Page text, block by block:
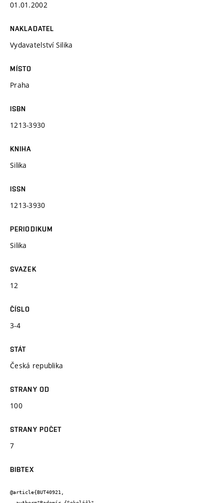
01.01.2002
NAKLADATEL
Vydavatelství Silika
MÍSTO
Praha
ISBN
1213-3930
KNIHA
Silika
ISSN
1213-3930
PERIODIKUM
Silika
SVAZEK
12
ČÍSLO
3-4
STÁT
Česká republika
STRANY OD
100
STRANY POČET
7
BIBTEX
@article{BUT40921,